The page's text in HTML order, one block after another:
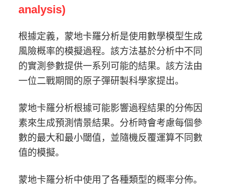
analysis)
根據定義，蒙地卡羅分析是使用數學模型生成
風險概率的模擬過程。該方法基於分析中不同
的實測參數提供一系列可能的結果。該方法由
一位二戰期間的原子彈研製科學家提出。
蒙地卡羅分析根據可能影響過程結果的分佈因
素來生成預測情景結果。分析時會考慮每個參
數的最大和最小閾值，並隨機反覆運算不同數
值的模擬。
蒙地卡羅分析中使用了各種類型的概率分佈。